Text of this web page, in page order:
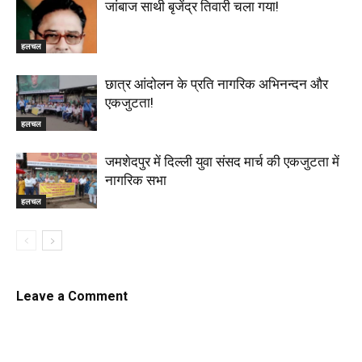
हलचल
जांबाज साथी बृजेंद्र तिवारी चला गया!
हलचल
छात्र आंदोलन के प्रति नागरिक अभिनन्दन और
एकजुटता!
हलचल
जमशेदपुर में दिल्ली युवा संसद मार्च की एकजुटता में
नागरिक सभा
Leave a Comment